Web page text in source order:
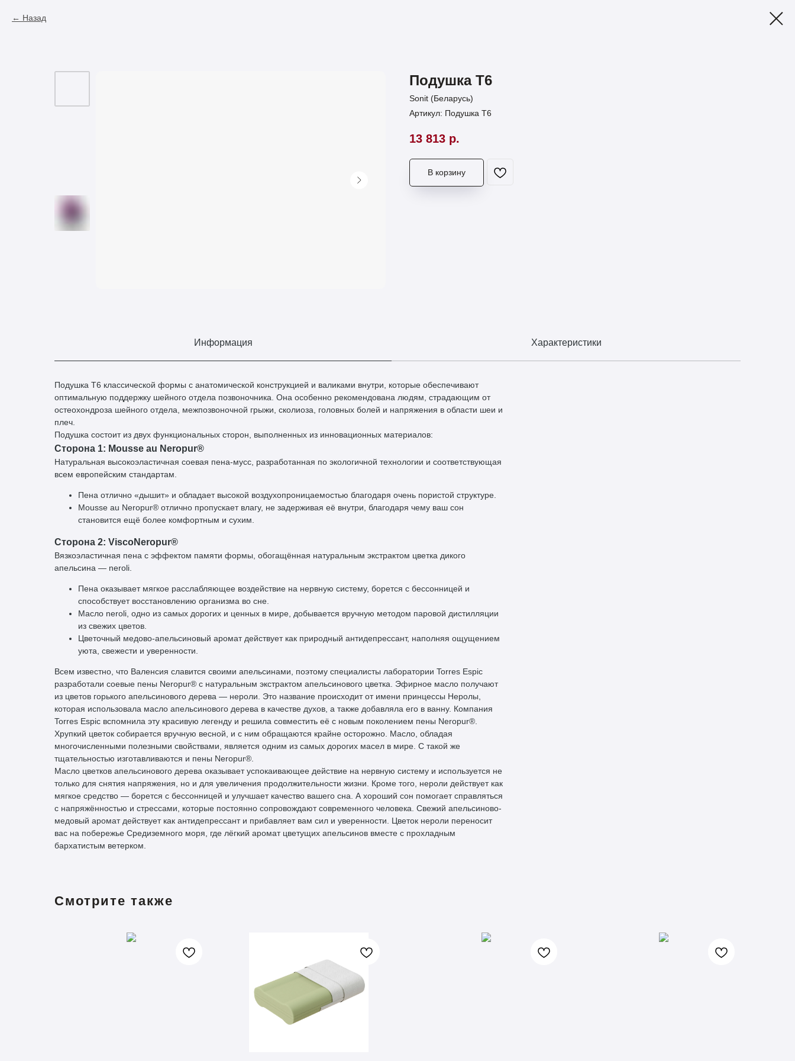
Назад
Подушка Т6
Sonit (Беларусь)
Артикул: Подушка Т6
13 813 р.
В корзину
Информация Характеристики
Подушка T6 классической формы с анатомической конструкцией и валиками внутри, которые обеспечивают
оптимальную поддержку шейного отдела позвоночника. Она особенно рекомендована людям, страдающим от
остеохондроза шейного отдела, межпозвоночной грыжи, сколиоза, головных болей и напряжения в области шеи и
плеч.
Подушка состоит из двух функциональных сторон, выполненных из инновационных материалов:
Сторона 1: Mousse au Neropur®
Натуральная высокоэластичная соевая пена-мусс, разработанная по экологичной технологии и соответствующая
всем европейским стандартам.
Пена отлично «дышит» и обладает высокой воздухопроницаемостью благодаря очень пористой структуре.
Mousse au Neropur® отлично пропускает влагу, не задерживая её внутри, благодаря чему ваш сон
становится ещё более комфортным и сухим.
Сторона 2: ViscoNeropur®
Вязкоэластичная пена с эффектом памяти формы, обогащённая натуральным экстрактом цветка дикого
апельсина — neroli.
Пена оказывает мягкое расслабляющее воздействие на нервную систему, борется с бессонницей и
способствует восстановлению организма во сне.
Масло neroli, одно из самых дорогих и ценных в мире, добывается вручную методом паровой дистилляции
из свежих цветов.
Цветочный медово-апельсиновый аромат действует как природный антидепрессант, наполняя ощущением
уюта, свежести и уверенности.
Всем известно, что Валенсия славится своими апельсинами, поэтому специалисты лаборатории Torres Espic
разработали соевые пены Neropur® с натуральным экстрактом апельсинового цветка. Эфирное масло получают
из цветов горького апельсинового дерева — нероли. Это название происходит от имени принцессы Неролы,
которая использовала масло апельсинового дерева в качестве духов, а также добавляла его в ванну. Компания
Torres Espic вспомнила эту красивую легенду и решила совместить её с новым поколением пены Neropur®.
Хрупкий цветок собирается вручную весной, и с ним обращаются крайне осторожно. Масло, обладая
многочисленными полезными свойствами, является одним из самых дорогих масел в мире. С такой же
тщательностью изготавливаются и пены Neropur®.
Масло цветков апельсинового дерева оказывает успокаивающее действие на нервную систему и используется не
только для снятия напряжения, но и для увеличения продолжительности жизни. Кроме того, нероли действует как
мягкое средство — борется с бессонницей и улучшает качество вашего сна. А хороший сон помогает справляться
с напряжённостью и стрессами, которые постоянно сопровождают современного человека. Свежий апельсиново-
медовый аромат действует как антидепрессант и прибавляет вам сил и уверенности. Цветок нероли переносит
вас на побережье Средиземного моря, где лёгкий аромат цветущих апельсинов вместе с прохладным
бархатистым ветерком.
Смотрите также